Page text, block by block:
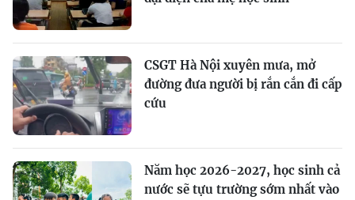
CSGT Hà Nội xuyên mưa, mở
đường đưa người bị rắn cắn đi cấp
cứu
Năm học 2026-2027, học sinh cả
nước sẽ tựu trường sớm nhất vào